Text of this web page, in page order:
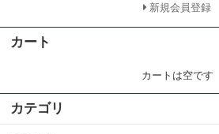
新規会員登録
カート
カートは空です
カテゴリ